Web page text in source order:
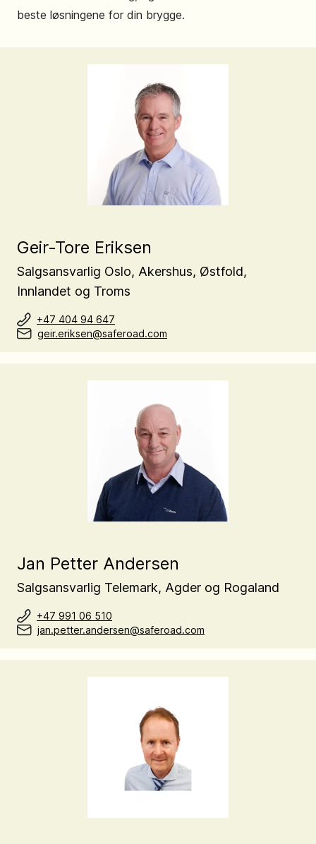
beste løsningene for din brygge.
Geir-Tore Eriksen
Salgsansvarlig Oslo, Akershus, Østfold,
Innlandet og Troms
+47 404 94 647
geir.eriksen@saferoad.com
Jan Petter Andersen
Salgsansvarlig Telemark, Agder og Rogaland
+47 991 06 510
jan.petter.andersen@saferoad.com